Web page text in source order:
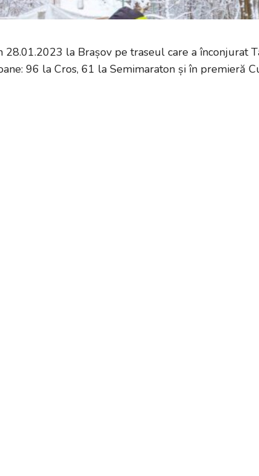
28.01.2023 la Brașov pe traseul care a înconjurat
96 la Cros, 61 la Semimaraton și în premieră